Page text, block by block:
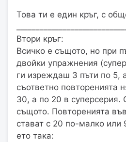
Това ти е един кръг, с
Втори кръг:
Всичко е същото, но при
двойки упражнения
ги изреждаш 3 пъти по 5,
съответно повторенията
30, а по 20 в суперсерия.
същото. Повторенията
стават с 20 по-малко
ето така: